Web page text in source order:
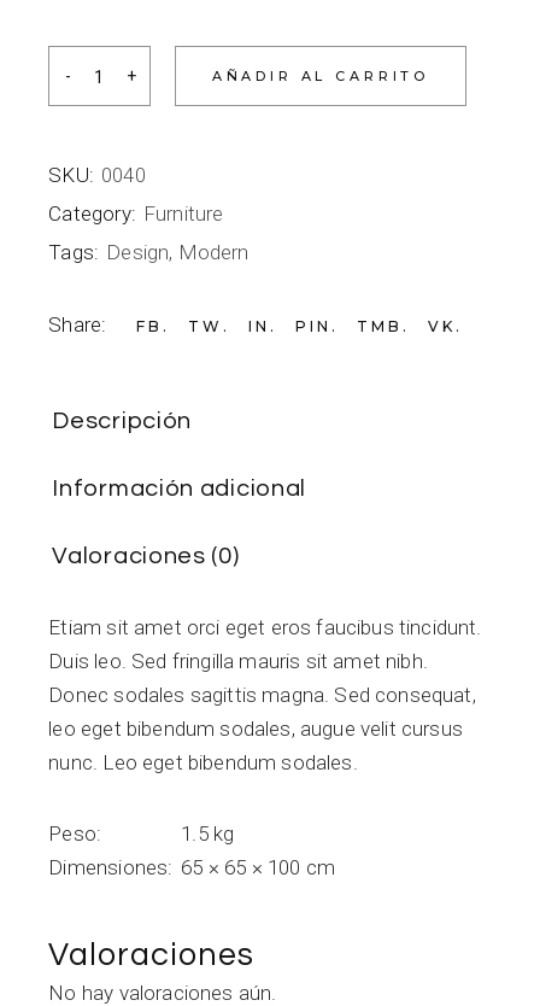
AÑADIR AL CARRITO
SKU: 0040
Category: Furniture
Tags: Design, Modern
Share: FB TW IN PIN TMB VK
Descripción
Información adicional
Valoraciones (0)
Etiam sit amet orci eget eros faucibus tincidunt.
Duis leo. Sed fringilla mauris sit amet nibh.
Donec sodales sagittis magna. Sed consequat,
leo eget bibendum sodales, augue velit cursus
nunc. Leo eget bibendum sodales.
Peso
1.5 kg
Dimensiones
65 × 65 × 100 cm
Valoraciones
No hay valoraciones aún.